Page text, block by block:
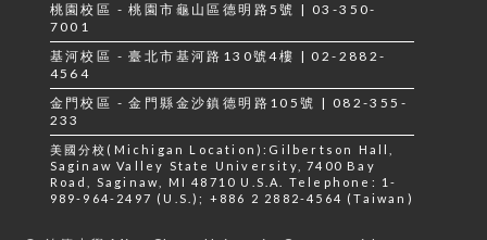
桃園校區 - 桃園市龜山區德明路5號 | 03-350-
7001
基河校區 - 臺北市基河路130號4樓 | 02-2882-
4564
金門校區 - 金門縣金沙鎮德明路105號 | 082-355-
233
美國分校(Michigan Location):Gilbertson Hall,
Saginaw Valley State University, 7400 Bay
Road, Saginaw, MI 48710 U.S.A. Telephone: 1-
989-964-2497 (U.S.); +886 2 2882-4564 (Taiwan)